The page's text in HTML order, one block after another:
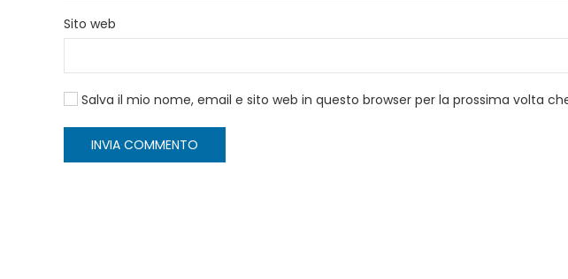
Sito web
Salva il mio nome, email e sito web in questo browser per la prossima volta
INVIA COMMENTO